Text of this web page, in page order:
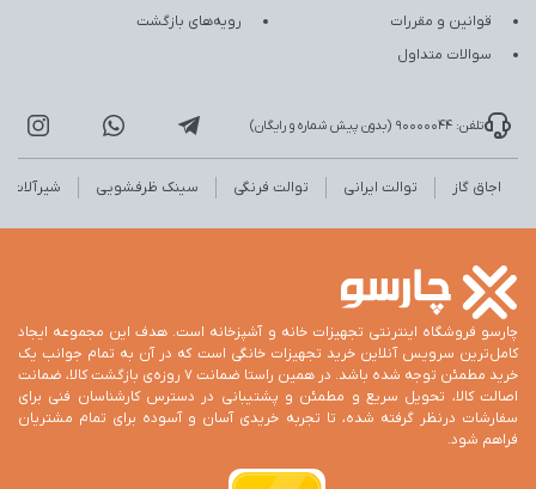
قوانین و مقررات
سوالات متداول
رویه‌های بازگشت
تلفن: 90000044 (بدون پیش شماره و رایگان)
اجاق گاز توالت ایرانی توالت فرنگی سینک ظرفشویی شیرآلات
چارسو فروشگاه اینترنتی تجهیزات خانه و آشپزخانه است. هدف این مجموعه ایجاد
کامل‌ترین سرویس آنلاین خرید تجهیزات خانگی است که در آن به تمام جوانب یک
خرید مطمئن توجه شده باشد. در همین راستا ضمانت 7 روزه‌ی بازگشت کالا، ضمانت
اصالت کالا، تحویل سریع و مطمئن و پشتیبانی در دسترس کارشناسان فنی برای
سفارشات درنظر گرفته شده، تا تجربه خریدی آسان و آسوده برای تمام مشتریان
فراهم شود.